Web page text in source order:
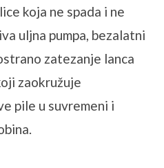
koja ne spada i ne
uljna pumpa, bezalatni
zatezanje lanca
zaokružuje
pile u suvremeni i